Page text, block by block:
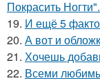
Покрасить Ногти".
19. И ещё 5
20. А вот и
21. Хочешь
22. Всеми